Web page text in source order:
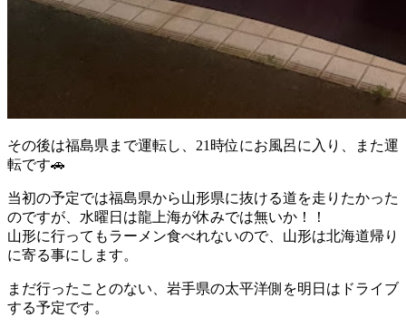
その後は福島県まで運転し、21時位にお風呂に入り、また運
転です🚗
当初の予定では福島県から山形県に抜ける道を走りたかった
のですが、水曜日は龍上海が休みでは無いか！！
山形に行ってもラーメン食べれないので、山形は北海道帰り
に寄る事にします。
まだ行ったことのない、岩手県の太平洋側を明日はドライブ
する予定です。